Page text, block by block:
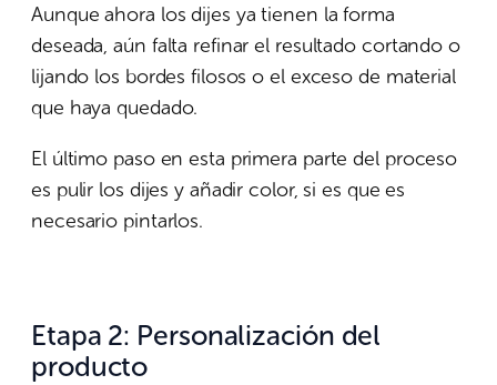
Aunque ahora los dijes ya tienen la forma
deseada, aún falta refinar el resultado cortando o
lijando los bordes filosos o el exceso de material
que haya quedado.
El último paso en esta primera parte del proceso
es pulir los dijes y añadir color, si es que es
necesario pintarlos.
Etapa 2: Personalización del
producto